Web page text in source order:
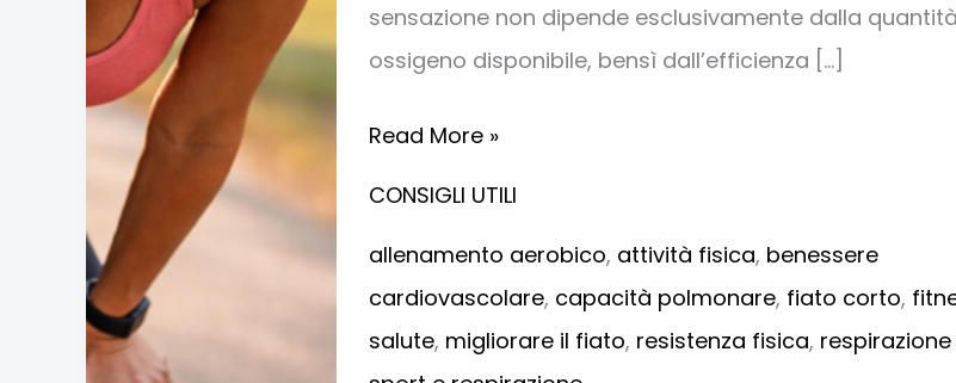
sensazione non dipende esclusivamente dalla
ossigeno disponibile, bensì dall’efficienza […]
Read More »
CONSIGLI UTILI
allenamento aerobico, attività fisica, benessere
cardiovascolare, capacità polmonare, fiato corto,
salute, migliorare il fiato, resistenza fisica,